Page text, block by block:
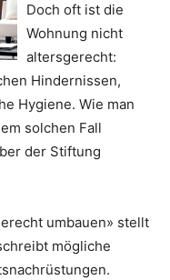
Doch oft ist die
Wohnung nicht
altersgerecht:
Hindernissen,
Hygiene. Wie man
solchen Fall
der Stiftung
umbauen» stellt
mögliche